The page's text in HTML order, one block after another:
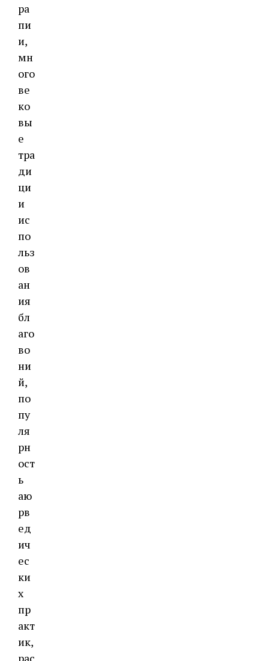
ра
пи
и,
мн
ого
ве
ко
вы
е
тра
ди
ци
и
ис
по
льз
ов
ан
ия
бл
аго
во
ни
й,
по
пу
ля
рн
ост
ь
аю
рв
ед
ич
ес
ки
х
пр
акт
ик,
рас